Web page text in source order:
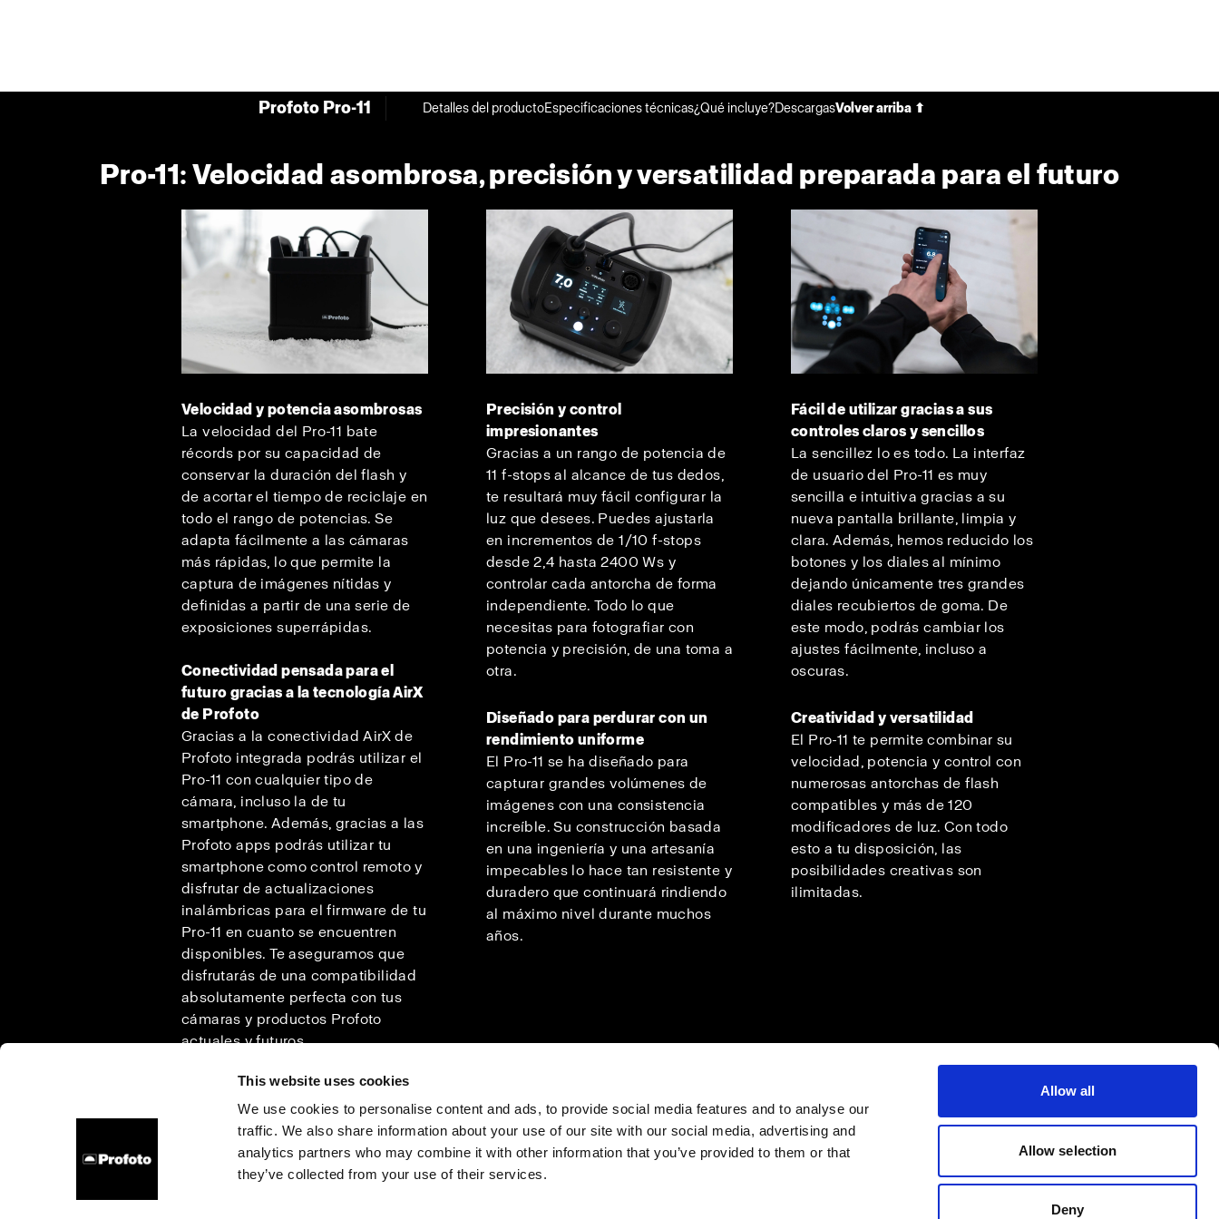
This website uses cookies
We use cookies to personalise content and ads, to provide social media features and to analyse our
traffic. We also share information about your use of our site with our social media, advertising and
analytics partners who may combine it with other information that you’ve provided to them or that
they’ve collected from your use of their services.
Allow all
Allow selection
Deny
Profoto Pro-11 Detalles del productoEspecificaciones técnicas¿Qué incluye?DescargasVolver arriba ⬆
Pro-11: Velocidad asombrosa, precisión y versatilidad preparada para el futuro
Velocidad y potencia asombrosas
La velocidad del Pro-11 bate
récords por su capacidad de
conservar la duración del flash y
de acortar el tiempo de reciclaje en
todo el rango de potencias. Se
adapta fácilmente a las cámaras
más rápidas, lo que permite la
captura de imágenes nítidas y
definidas a partir de una serie de
exposiciones superrápidas.
Conectividad pensada para el
futuro gracias a la tecnología AirX
de Profoto
Gracias a la conectividad AirX de
Profoto integrada podrás utilizar el
Pro-11 con cualquier tipo de
cámara, incluso la de tu
smartphone. Además, gracias a las
Profoto apps podrás utilizar tu
smartphone como control remoto y
disfrutar de actualizaciones
inalámbricas para el firmware de tu
Pro-11 en cuanto se encuentren
disponibles. Te aseguramos que
disfrutarás de una compatibilidad
absolutamente perfecta con tus
cámaras y productos Profoto
actuales y futuros
Precisión y control
impresionantes
Gracias a un rango de potencia de
11 f-stops al alcance de tus dedos,
te resultará muy fácil configurar la
luz que desees. Puedes ajustarla
en incrementos de 1/10 f-stops
desde 2,4 hasta 2400 Ws y
controlar cada antorcha de forma
independiente. Todo lo que
necesitas para fotografiar con
potencia y precisión, de una toma a
otra.
Diseñado para perdurar con un
rendimiento uniforme
El Pro-11 se ha diseñado para
capturar grandes volúmenes de
imágenes con una consistencia
increíble. Su construcción basada
en una ingeniería y una artesanía
impecables lo hace tan resistente y
duradero que continuará rindiendo
al máximo nivel durante muchos
años.
Fácil de utilizar gracias a sus
controles claros y sencillos
La sencillez lo es todo. La interfaz
de usuario del Pro-11 es muy
sencilla e intuitiva gracias a su
nueva pantalla brillante, limpia y
clara. Además, hemos reducido los
botones y los diales al mínimo
dejando únicamente tres grandes
diales recubiertos de goma. De
este modo, podrás cambiar los
ajustes fácilmente, incluso a
oscuras.
Creatividad y versatilidad
El Pro-11 te permite combinar su
velocidad, potencia y control con
numerosas antorchas de flash
compatibles y más de 120
modificadores de luz. Con todo
esto a tu disposición, las
posibilidades creativas son
ilimitadas.
Sobre nosotros Soporte técnico Carreras profesionales Prensa Inversores Share the Light